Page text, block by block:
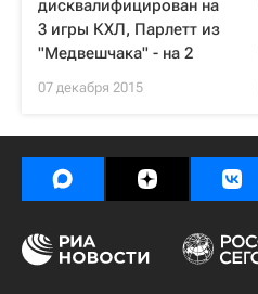
дисквалифицирован на
3 игры КХЛ, Парлетт из
"Медвешчака" - на 2
07 декабря 2015